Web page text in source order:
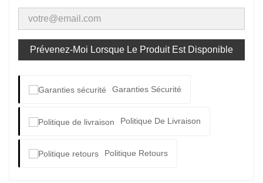
Prévenez-Moi Lorsque Le Produit Est Disponible
Garanties Sécurité
Politique De Livraison
Politique Retours